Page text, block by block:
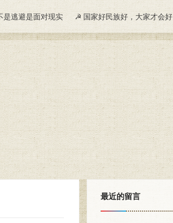
是逃避是面对现实 ☭ 国家好民族好，大家才会好
最近的留言